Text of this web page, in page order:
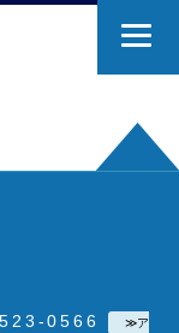
0566
≫ア